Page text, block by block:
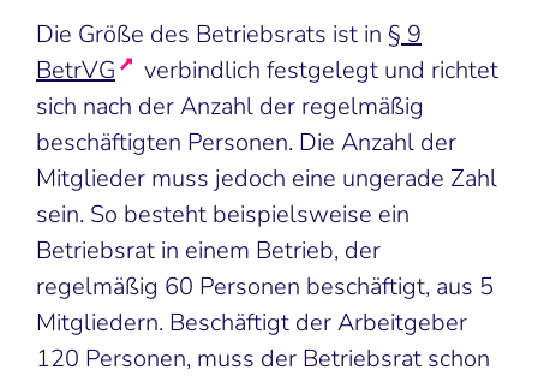
Die Größe des Betriebsrats ist in § 9
BetrVG
verbindlich festgelegt und richtet
sich nach der Anzahl der regelmäßig
beschäftigten Personen. Die Anzahl der
Mitglieder muss jedoch eine ungerade Zahl
sein. So besteht beispielsweise ein
Betriebsrat in einem Betrieb, der
regelmäßig 60 Personen beschäftigt, aus 5
Mitgliedern. Beschäftigt der Arbeitgeber
120 Personen, muss der Betriebsrat schon